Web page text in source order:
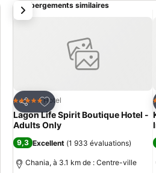
Hébergements similaires
Partager
Ajouter à mes favoris
5 Étoiles Hotel
Lagon Life Spirit Boutique Hotel -
Adults Only
9,3 Excellent (1 933 évaluations)
Chania, à 3.1 km de : Centre-ville
suivant